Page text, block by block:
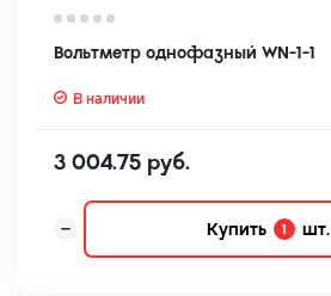
Вольтметр однофазный WN-1-1
В наличии
3 004.75 руб.
Купить 1 шт.